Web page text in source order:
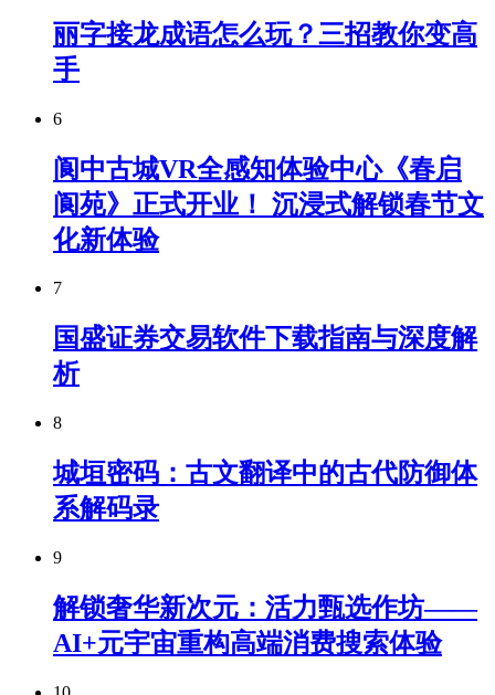
丽字接龙成语怎么玩？三招教你变高
手
6
阆中古城VR全感知体验中心《春启
阆苑》正式开业！ 沉浸式解锁春节文
化新体验
7
国盛证券交易软件下载指南与深度解
析
8
城垣密码：古文翻译中的古代防御体
系解码录
9
解锁奢华新次元：活力甄选作坊——
AI+元宇宙重构高端消费搜索体验